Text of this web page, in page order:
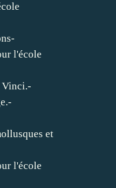
l'école
Vinci.-
et
l'école